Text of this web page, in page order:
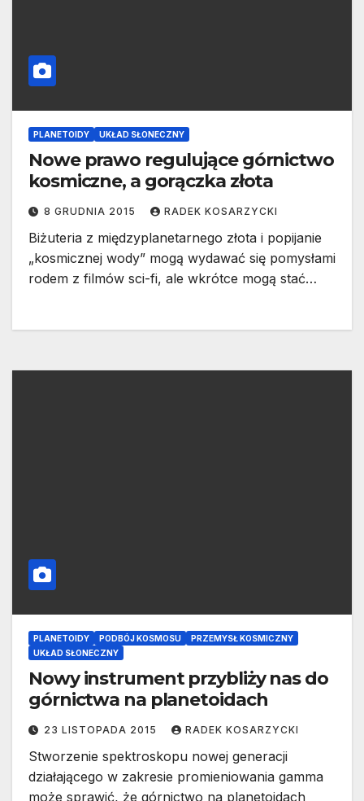
PLANETOIDY UKŁAD SŁONECZNY
Nowe prawo regulujące górnictwo
kosmiczne, a gorączka złota
8 GRUDNIA 2015 RADEK KOSARZYCKI
Biżuteria z międzyplanetarnego złota i popijanie
„kosmicznej wody” mogą wydawać się pomysłami
rodem z filmów sci-fi, ale wkrótce mogą stać…
PLANETOIDY PODBÓJ KOSMOSU
PRZEMYSŁ KOSMICZNY
UKŁAD SŁONECZNY
Nowy instrument przybliży nas do
górnictwa na planetoidach
23 LISTOPADA 2015 RADEK KOSARZYCKI
Stworzenie spektroskopu nowej generacji
działającego w zakresie promieniowania gamma
może sprawić, że górnictwo na planetoidach